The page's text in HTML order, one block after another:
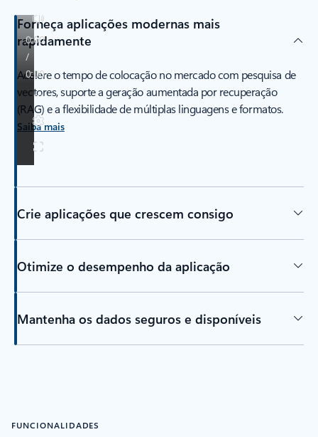
Forneça aplicações modernas mais
rapidamente
Acelere o tempo de colocação no mercado com pesquisa de
vectores, suporte a geração aumentada por recuperação
(RAG) e a flexibilidade de múltiplas linguagens e formatos.
Saiba mais
Crie aplicações que crescem consigo
Otimize o desempenho da aplicação
Mantenha os dados seguros e disponíveis
FUNCIONALIDADES